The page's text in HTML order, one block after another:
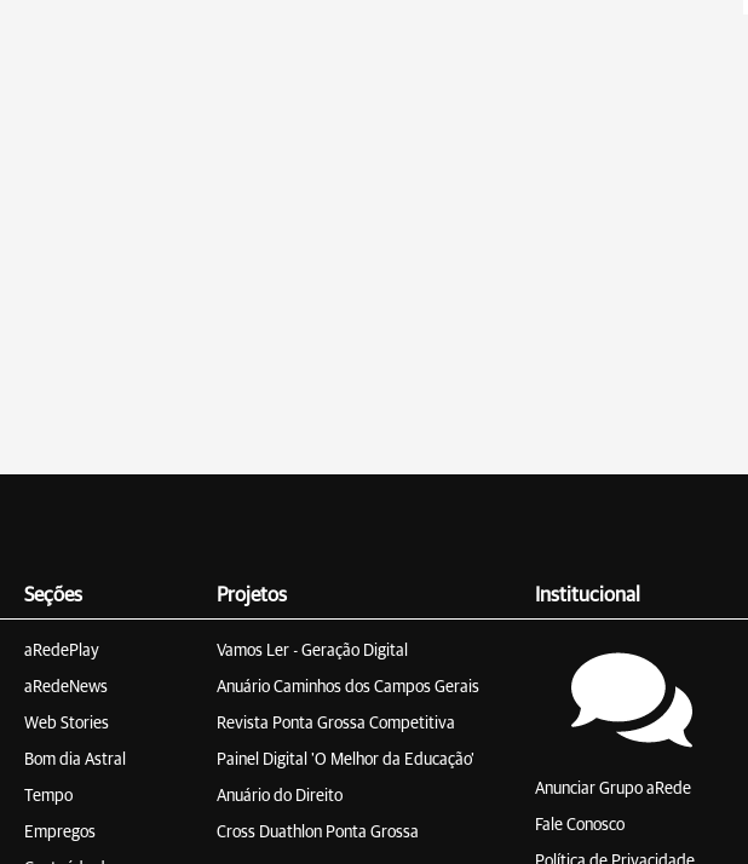
Seções
aRedePlay
aRedeNews
Web Stories
Bom dia Astral
Tempo
Empregos
Projetos
Vamos Ler - Geração Digital
Anuário Caminhos dos Campos Gerais
Revista Ponta Grossa Competitiva
Painel Digital 'O Melhor da Educação'
Anuário do Direito
Cross Duathlon Ponta Grossa
Institucional
Anunciar Grupo aRede
Fale Conosco